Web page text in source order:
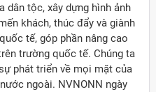
dân tộc, xây dựng hình ảnh
khách, thúc đẩy và giành
tế, góp phần nâng cao
trường quốc tế. Chúng ta
phát triển về mọi mặt của
ngoài. NVNONN ngày